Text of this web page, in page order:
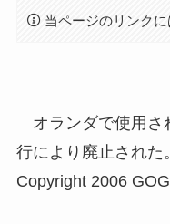
当ページのリンクに
オランダで使用さ
行により廃止された。
Copyright 2006